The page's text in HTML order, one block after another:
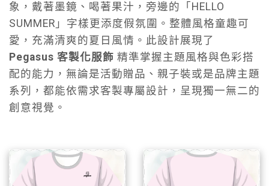
象，戴著墨鏡、喝著果汁，旁邊的「HELLO
SUMMER」字樣更添度假氛圍。整體風格童趣可
愛，充滿清爽的夏日風情。此設計展現了
Pegasus 客製化服飾 精準掌握主題風格與色彩搭
配的能力，無論是活動贈品、親子裝或是品牌主題
系列，都能依需求客製專屬設計，呈現獨一無二的
創意視覺。